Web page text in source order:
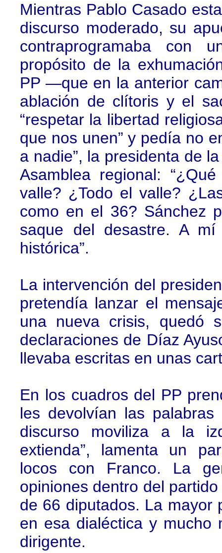
Mientras Pablo Casado
discurso moderado, su
contraprogramaba con
propósito de la
PP —que en la anterior
ablación de clítoris y el
“respetar la libertad
que nos unen” y pedía no
a nadie”, la presidenta de
Asamblea regional:
valle? ¿Todo el valle?
como en el 36? Sánchez
saque del desastre. A
histórica”.
La intervención del
pretendía lanzar el
una nueva crisis, quedó
declaraciones de Díaz
llevaba escritas en unas
En los cuadros del PP
les devolvían las
discurso moviliza a la
extienda”, lamenta un
locos con Franco. La
opiniones dentro del
de 66 diputados. La mayor
en esa dialéctica y mucho
dirigente.